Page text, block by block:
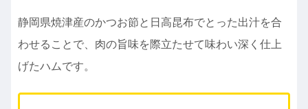
静岡県焼津産のかつお節と日高昆布でとった出汁を合
わせることで、肉の旨味を際立たせて味わい深く仕上
げたハムです。